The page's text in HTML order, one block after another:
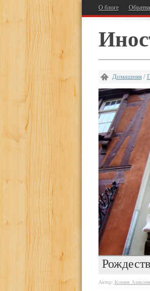
О блоге
Домашняя/
Автор: Ксения